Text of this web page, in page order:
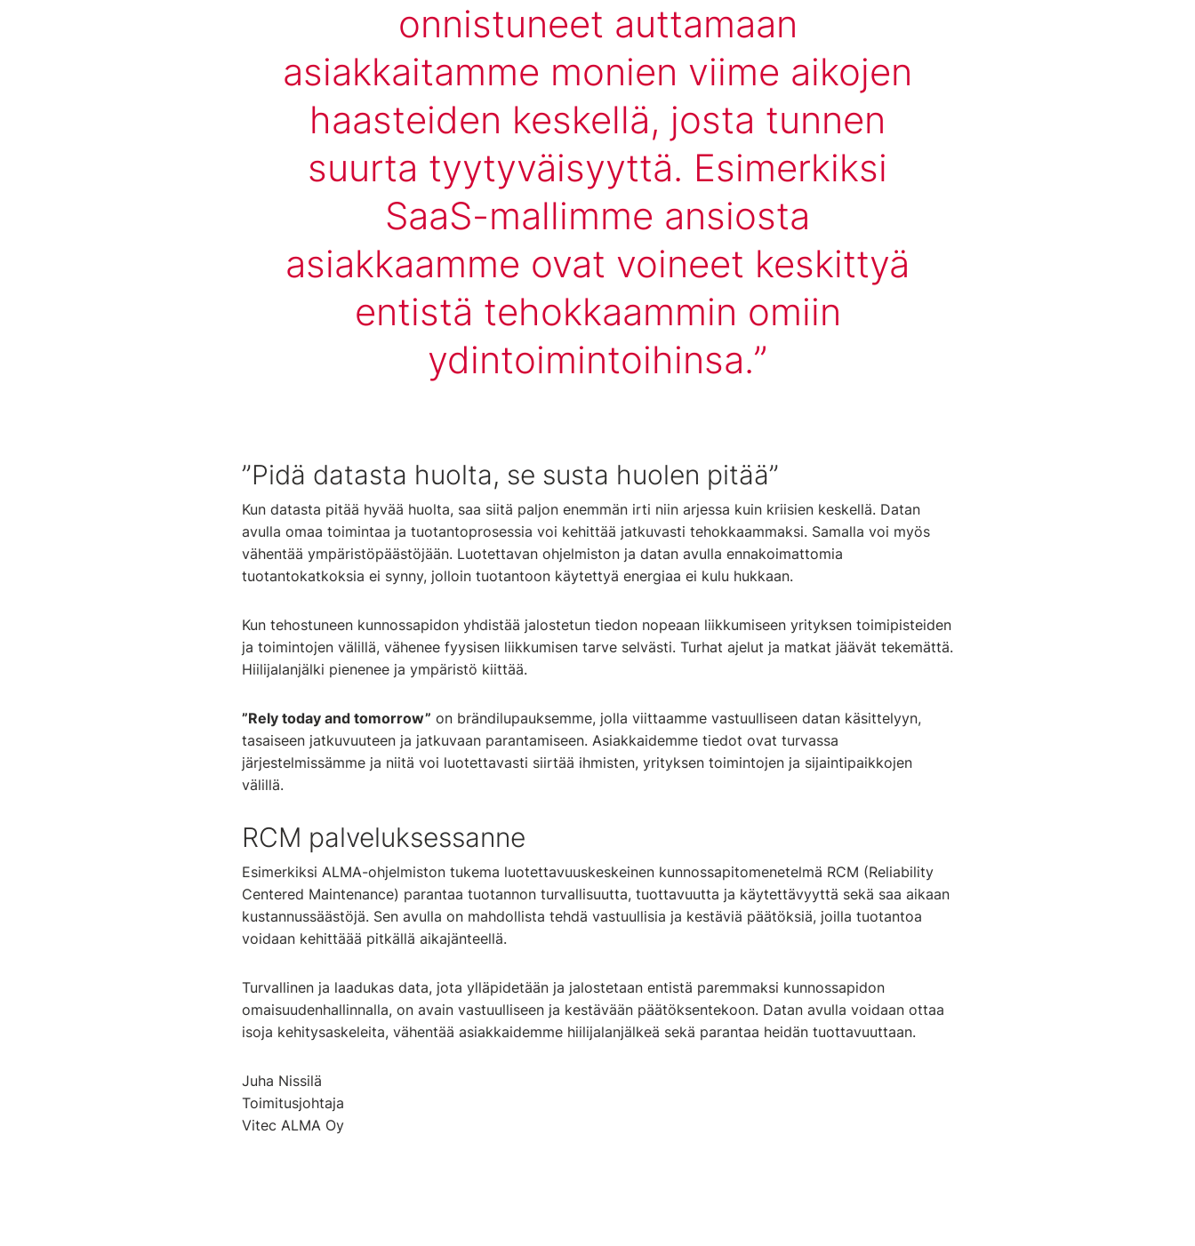
onnistuneet auttamaan
asiakkaitamme monien viime aikojen
haasteiden keskellä, josta tunnen
suurta tyytyväisyyttä. Esimerkiksi
SaaS-mallimme ansiosta
asiakkaamme ovat voineet keskittyä
entistä tehokkaammin omiin
ydintoimintoihinsa.
”Pidä datasta huolta, se susta huolen pitää”
Kun datasta pitää hyvää huolta, saa siitä paljon enemmän irti niin arjessa kuin kriisien keskellä. Datan
avulla omaa toimintaa ja tuotantoprosessia voi kehittää jatkuvasti tehokkaammaksi. Samalla voi myös
vähentää ympäristöpäästöjään. Luotettavan ohjelmiston ja datan avulla ennakoimattomia
tuotantokatkoksia ei synny, jolloin tuotantoon käytettyä energiaa ei kulu hukkaan.
Kun tehostuneen kunnossapidon yhdistää jalostetun tiedon nopeaan liikkumiseen yrityksen toimipisteiden
ja toimintojen välillä, vähenee fyysisen liikkumisen tarve selvästi. Turhat ajelut ja matkat jäävät tekemättä.
Hiilijalanjälki pienenee ja ympäristö kiittää.
”Rely today and tomorrow” on brändilupauksemme, jolla viittaamme vastuulliseen datan käsittelyyn,
tasaiseen jatkuvuuteen ja jatkuvaan parantamiseen. Asiakkaidemme tiedot ovat turvassa
järjestelmissämme ja niitä voi luotettavasti siirtää ihmisten, yrityksen toimintojen ja sijaintipaikkojen
välillä.
RCM palveluksessanne
Esimerkiksi ALMA-ohjelmiston tukema luotettavuuskeskeinen kunnossapitomenetelmä RCM (Reliability
Centered Maintenance) parantaa tuotannon turvallisuutta, tuottavuutta ja käytettävyyttä sekä saa aikaan
kustannussäästöjä. Sen avulla on mahdollista tehdä vastuullisia ja kestäviä päätöksiä, joilla tuotantoa
voidaan kehittäää pitkällä aikajänteellä.
Turvallinen ja laadukas data, jota ylläpidetään ja jalostetaan entistä paremmaksi kunnossapidon
omaisuudenhallinnalla, on avain vastuulliseen ja kestävään päätöksentekoon. Datan avulla voidaan ottaa
isoja kehitysaskeleita, vähentää asiakkaidemme hiilijalanjälkeä sekä parantaa heidän tuottavuuttaan.
Juha Nissilä
Toimitusjohtaja
Vitec ALMA Oy